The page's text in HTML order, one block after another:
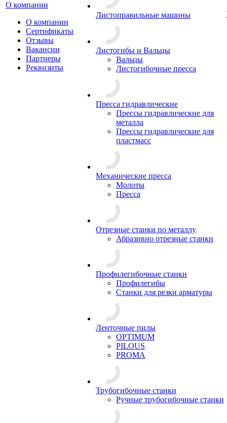
О компании
О компании
Сертификаты
Отзывы
Вакансии
Партнеры
Реквизиты
Листоправильные машины
Листогибы и Вальцы
Вальцы
Листогибочные пресса
Пресса гидравлические
Прессы гидравлические для
металла
Прессы гидравлические для
пластмасс
Механические пресса
Молоты
Пресса
Отрезные станки по металлу
Абразивно отрезные станки
Профилегибочные станки
Профилегибы
Станки для резки арматуры
Ленточные пилы
OPTIMUM
PILOUS
PROMA
Трубогибочные станки
Ручные трубогибочные станки